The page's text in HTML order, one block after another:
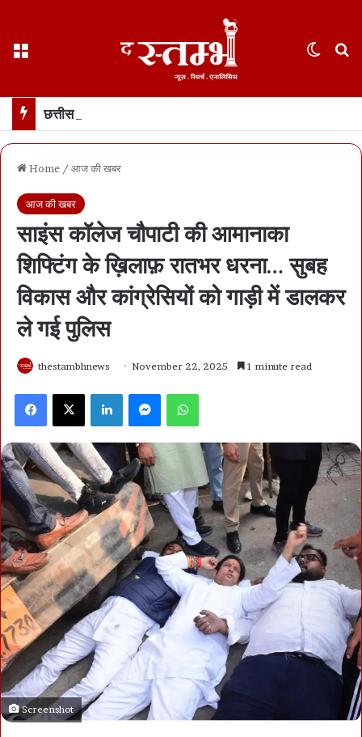
Home / आज की खबर
आज की खबर
साइंस कॉलेज चौपाटी की आमानाका
शिफ्टिंग के ख़िलाफ़ रातभर धरना… सुबह
विकास और कांग्रेसियों को गाड़ी में डालकर
ले गई पुलिस
thestambhnews November 22, 2025 1 minute read
Facebook X LinkedIn
Screenshot